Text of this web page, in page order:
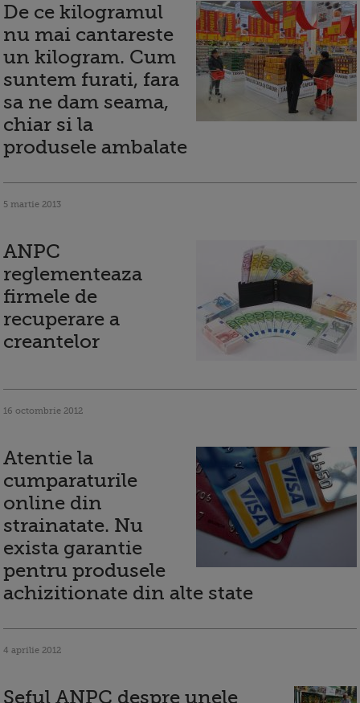
De ce kilogramul
nu mai cantareste
un kilogram. Cum
suntem furati, fara
sa ne dam seama,
chiar si la
produsele ambalate
5 martie 2013
ANPC
reglementeaza
firmele de
recuperare a
creantelor
16 octombrie 2012
Atentie la
cumparaturile
online din
strainatate. Nu
exista garantie
pentru produsele
achizitionate din alte state
4 aprilie 2012
Seful ANPC despre unele